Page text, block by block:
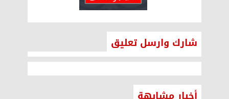
شارك وارسل تعليق